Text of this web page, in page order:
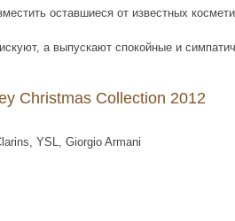
оставшиеся от известных
а выпускают спокойные и
Christmas Сollection 2012